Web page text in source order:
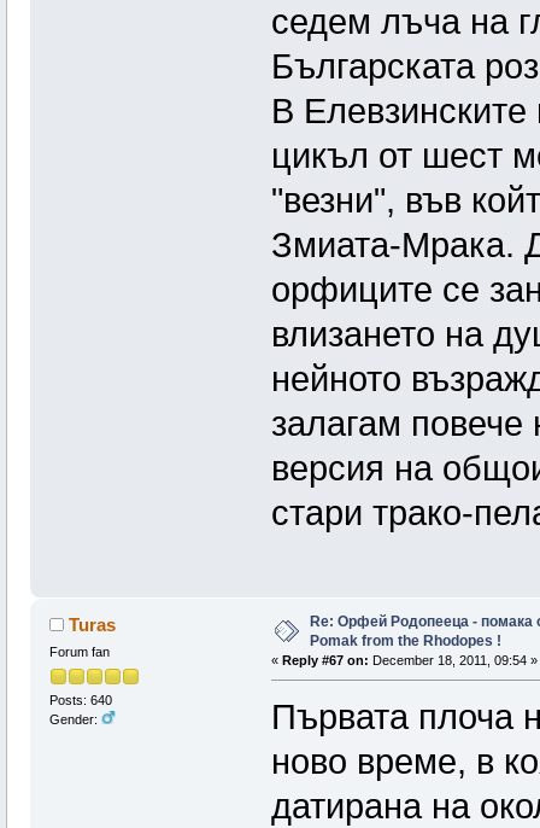
седем лъча на
Българската
В
цикъл от шест
"везни", във
Змиата-Мрака.
орфиците се
влизането на
нейното
залагам повече
версия на
стари трако-
Turas
Forum fan
Posts: 640
Gender:
Re: Орфей Родопееца - помака
Pomak from the Rhodopes !
« Reply #67 on: December 18, 2011, 09:54 »
Първата плоча
ново време, в
датирана на